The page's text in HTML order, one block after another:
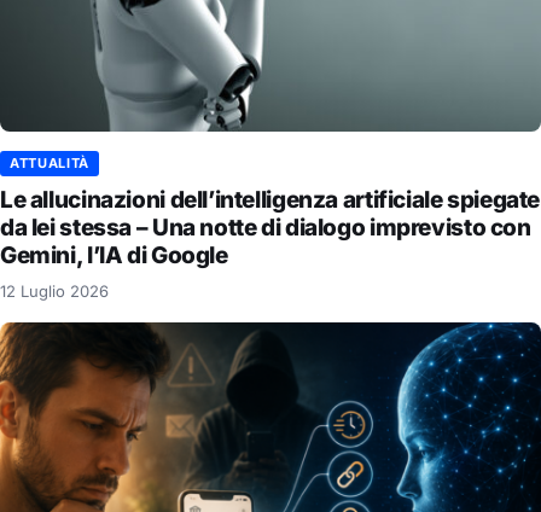
ATTUALITÀ
Le allucinazioni dell’intelligenza artificiale spiegate
da lei stessa – Una notte di dialogo imprevisto con
Gemini, l’IA di Google
12 Luglio 2026